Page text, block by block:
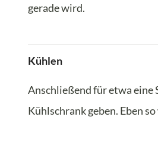
gerade wird.
Kühlen
Anschließend für etwa eine
Kühlschrank geben. Eben